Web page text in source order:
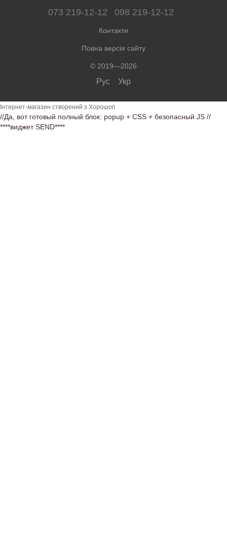
073 219-12-12 098 219-12-12
Контакти
Повна версія сайту
© 2019—2026
Рус Укр
Інтернет-магазин створений з Хорошоп
//Да, вот готовый полный блок: popup + CSS + безопасный JS //
****виджет SEND****